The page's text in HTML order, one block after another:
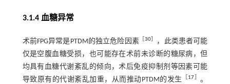
3.1.4 血糖异常
术前FPG异常是PTDM的独立危险因素［30
，此类患者可能
仅是空腹血糖受损，也可能存在术前未诊断的糖尿病，但
均具有血糖代谢紊乱的倾向，术后免疫抑制剂等因素可能
导致原有的代谢紊乱加重，从而推动PTDM的发生
17
。